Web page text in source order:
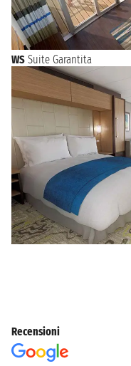
WS Suite Garantita
Recensioni